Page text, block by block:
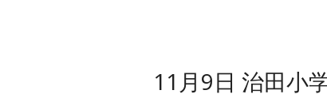
11月9日 治田小